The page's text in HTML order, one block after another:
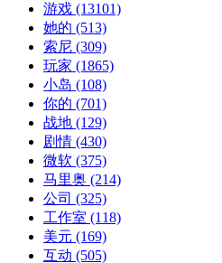
游戏 (13101)
她的 (513)
索尼 (309)
玩家 (1865)
小岛 (108)
你的 (701)
战地 (129)
剧情 (430)
微软 (375)
马里奥 (214)
公司 (325)
工作室 (118)
美元 (169)
互动 (505)